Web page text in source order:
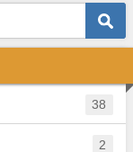
38
2